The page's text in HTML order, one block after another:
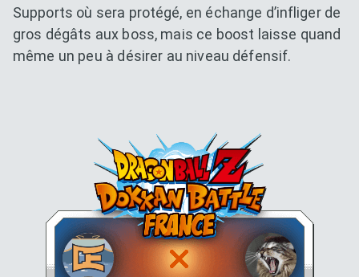
Supports où sera protégé, en échange d’infliger de
gros dégâts aux boss, mais ce boost laisse quand
même un peu à désirer au niveau défensif.
Dokkan Essentials x Dragon